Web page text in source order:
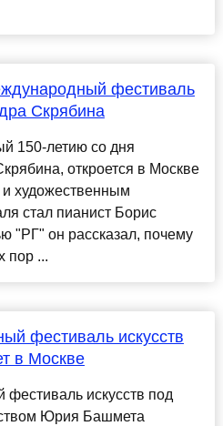
фестиваль
Скрябина
150-летию со дня
откроется в Москве
художественным
стал пианист Борис
"РГ" он рассказал, почему
пор ...
фестиваль искусств
в Москве
искусств под
Юрия Башмета